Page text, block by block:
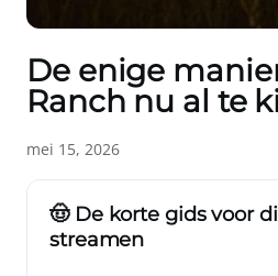
De enige
Ranch nu al te
mei 15, 2026
🤠 De korte gids voor
streamen